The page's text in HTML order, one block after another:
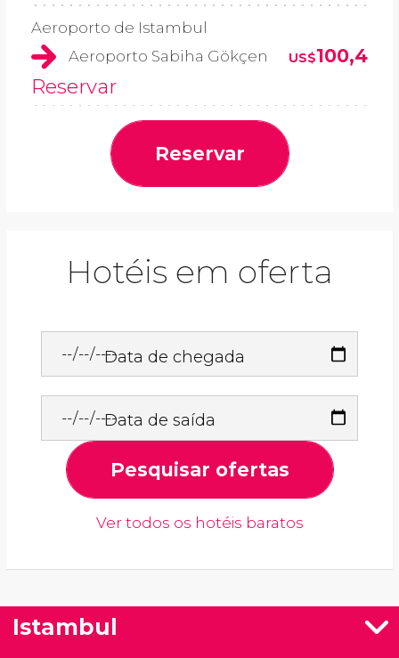
Aeroporto de Istambul
Aeroporto Sabiha Gökçen
US$100,4
Reservar
Reservar
Hotéis em oferta
Data de chegada
Data de saída
Pesquisar ofertas
Ver todos os hotéis baratos
Istambul